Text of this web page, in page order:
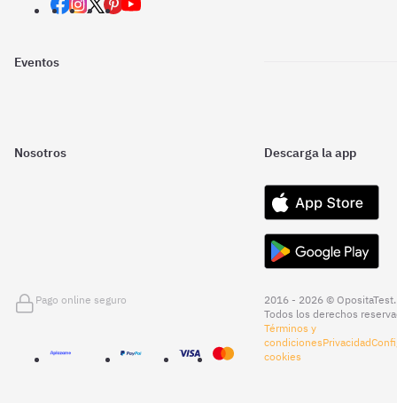
Eventos
Nosotros Descarga la app
Pago online seguro
2016 - 2026 © OpositaTest.
Todos los derechos
Términos y
condicionesPrivacidad
cookies